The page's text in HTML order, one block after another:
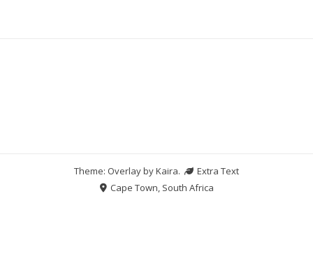
Theme: Overlay byKaira.
Extra Text
Cape Town, South Africa